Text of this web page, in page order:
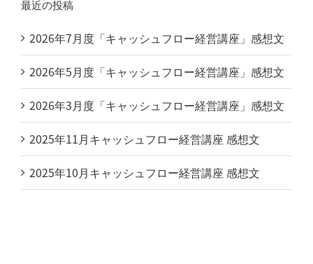
最近の投稿
2026年7月度「キャッシュフロー経営講座」感想文
2026年5月度「キャッシュフロー経営講座」感想文
2026年3月度「キャッシュフロー経営講座」感想文
2025年11月キャッシュフロー経営講座 感想文
2025年10月キャッシュフロー経営講座 感想文